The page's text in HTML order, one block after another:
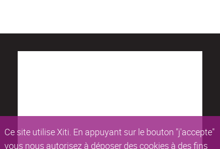
Ce site utilise Xiti. En appuyant sur le bouton "j'accepte"
vous nous autorisez à déposer des cookies à des fins